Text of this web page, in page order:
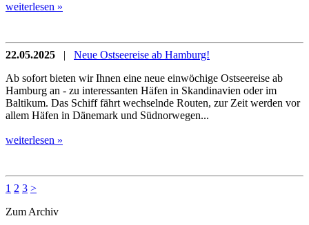
weiterlesen »
22.05.2025 | Neue Ostseereise ab Hamburg!
Ab sofort bieten wir Ihnen eine neue einwöchige Ostseereise ab
Hamburg an - zu interessanten Häfen in Skandinavien oder im
Baltikum. Das Schiff fährt wechselnde Routen, zur Zeit werden vor
allem Häfen in Dänemark und Südnorwegen...
weiterlesen »
1 2 3 >
Zum Archiv